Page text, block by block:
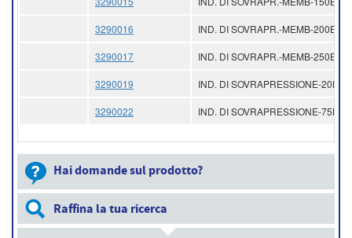
3290016 IND. DI SOVRAPR.-MEMB-200BAR
3290017 IND. DI SOVRAPR.-MEMB-250BAR
3290019 IND. DI SOVRAPRESSIONE-20BAR
3290022 IND. DI SOVRAPRESSIONE-75BAR
Hai domande sul prodotto?
Raffina la tua ricerca